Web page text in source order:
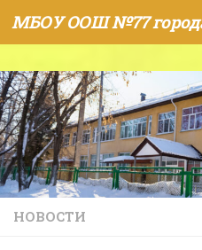
Skip to content
МБОУ ООШ №77
НОВОСТИ